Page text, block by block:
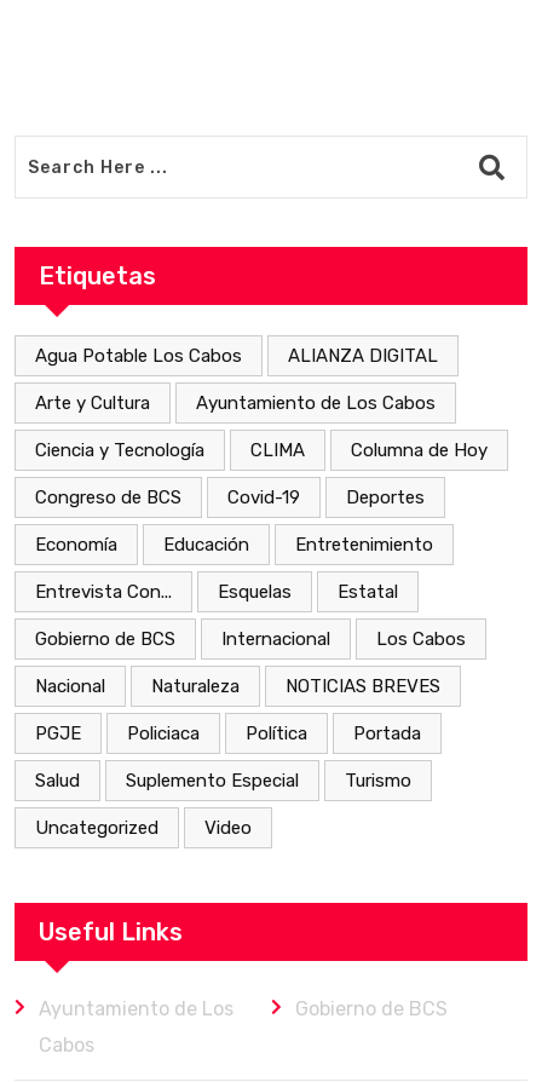
Etiquetas
Agua Potable Los Cabos ALIANZA DIGITAL
Arte y Cultura Ayuntamiento de Los Cabos
Ciencia y Tecnología CLIMA Columna de Hoy
Congreso de BCS Covid-19 Deportes
Economía Educación Entretenimiento
Entrevista Con... Esquelas Estatal
Gobierno de BCS Internacional Los Cabos
Nacional Naturaleza NOTICIAS BREVES
PGJE Policiaca Política Portada
Salud Suplemento Especial Turismo
Uncategorized Video
Useful Links
Ayuntamiento de Los
Cabos
Gobierno de BCS